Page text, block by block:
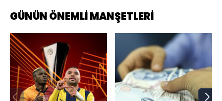
GÜNÜN ÖNEMLİ MANŞETLERİ